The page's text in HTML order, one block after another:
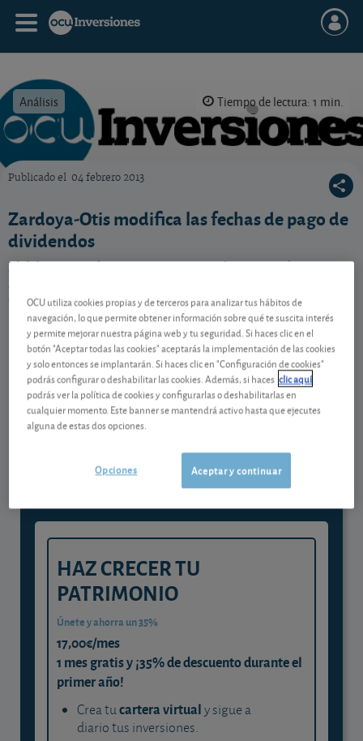
Análisis Tiempo de lectura: 1 min.
Publicado el 04 febrero 2013
Zardoya-Otis modifica las fechas de pago de
dividendos
El fabricante de ascensores y escaleras mecánicas
crisis le pasa factura?
Contenido reservado a SOCIOS
Gestiona tu dinero con visión
experta
y consigue que cada euro trabaje
para ti
HAZ CRECER TU
PATRIMONIO
Únete y ahorra un 35%
17,00€/mes
1 mes gratis y ¡35% de descuento durante el
primer año!
Crea tucartera virtualy sigue a
diario tus inversiones.
OCU utiliza cookies propias y de terceros para analizar tus hábitos de
navegación, lo que permite obtener información sobre qué te suscita interés
y permite mejorar nuestra página web y tu seguridad. Si haces clic en el
botón "Aceptar todas las cookies" aceptarás la implementación de las cookies
y solo entonces se implantarán. Si haces clic en "Configuración de cookies"
podrás configurar o deshabilitar las cookies. Además, si haces clic aquí
podrás ver la política de cookies y configurarlas o deshabilitarlas en
cualquier momento. Este banner se mantendrá activo hasta que ejecutes
alguna de estas dos opciones.
Aceptar y continuar
Opciones